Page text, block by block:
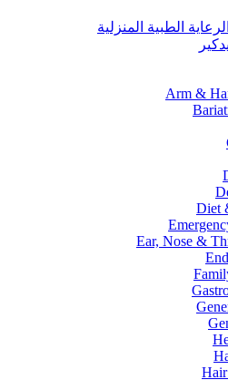
الطبية المنزلية
Arm &
Diet
Ear, Nose &